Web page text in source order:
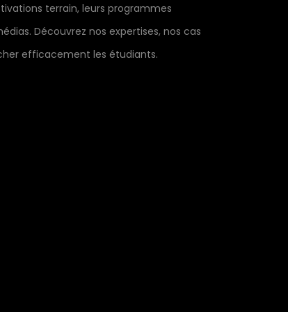
terrain, leurs programmes
Découvrez nos expertises, nos cas
efficacement les étudiants.